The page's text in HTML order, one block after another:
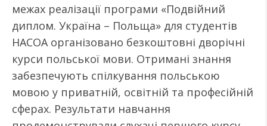
межах реалізації програми «Подвійний
диплом. Україна – Польща» для студентів
НАСОА організовано безкоштовні дворічні
курси польської мови. Отримані знання
забезпечують спілкування польською
мовою у приватній, освітній та професійній
сферах. Результати навчання